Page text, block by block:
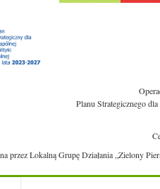
Planu Strategicznego
przez Lokalną Grupę Działania „Zielony